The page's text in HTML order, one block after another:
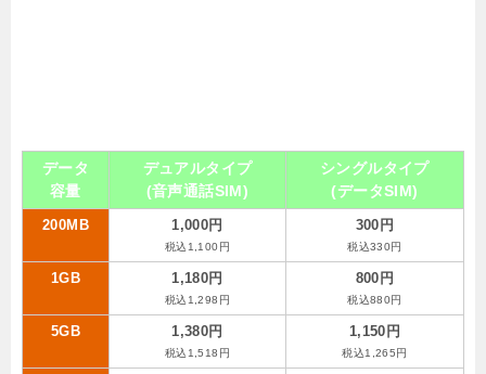
データ
容量
デュアルタイプ
(音声通話SIM)
シングルタイプ
(データSIM)
200MB 1,000円
税込1,100円
300円
税込330円
1GB 1,180円
税込1,298円
800円
税込880円
5GB 1,380円
税込1,518円
1,150円
税込1,265円